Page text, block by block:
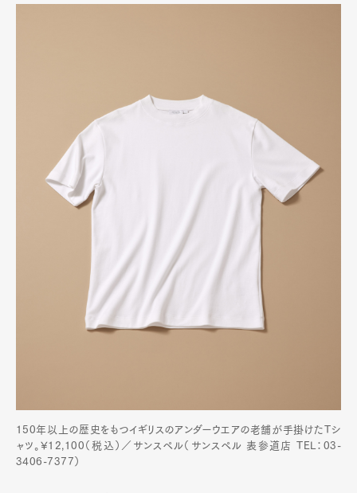
150年以上の歴史をもつイギリスのアンダーウエアの老舗が手掛けたTシ
ャツ。¥12,100（税込）／サンスペル（サンスペル 表参道店 TEL：03-
3406-7377）